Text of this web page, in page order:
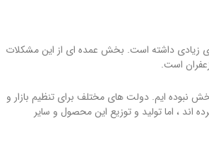
زیادی داشته است. بخش عمده ای از این مشکلات
است.
نبوده ایم. دولت های مختلف برای تنظیم بازار و
، اما تولید و توزیع این محصول و سایر